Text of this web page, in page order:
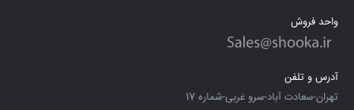
واحد فروش
آدرس و تلفن
تهران-سعادت آباد-سرو غربی-شماره 17